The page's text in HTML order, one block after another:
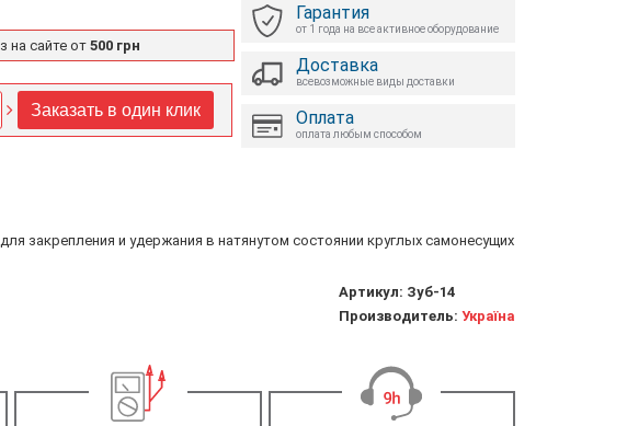
на сайте от500 грн
Заказать в один клик
Гарантия
от 1 года на все активное оборудование
Доставка
всевозможные виды доставки
Оплата
оплата любым способом
закрепления и удержания в натянутом состоянии круглых самонесущих
Артикул: Зуб-14
Производитель: Україна